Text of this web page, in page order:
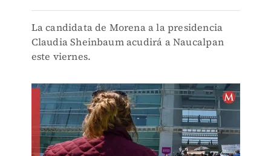
La candidata de Morena a la presidencia
Claudia Sheinbaum acudirá a Naucalpan
este viernes.